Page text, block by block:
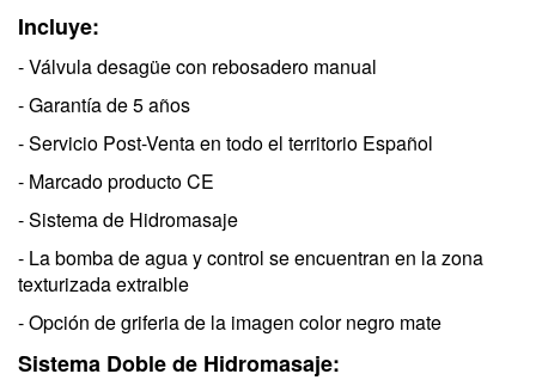
Incluye:
- Válvula desagüe con rebosadero manual
- Garantía de 5 años
- Servicio Post-Venta en todo el territorio Español
- Marcado producto CE
- Sistema de Hidromasaje
- La bomba de agua y control se encuentran en la zona
texturizada extraible
- Opción de griferia de la imagen color negro mate
Sistema Doble de Hidromasaje: